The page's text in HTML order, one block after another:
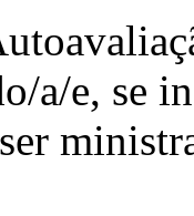
a/e, se